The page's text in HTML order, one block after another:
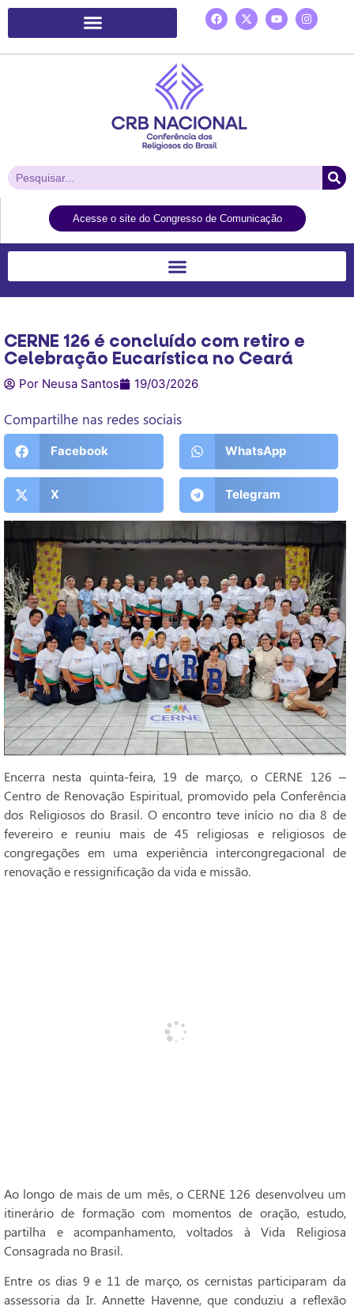
Acesse o site do Congresso de Comunicação
CERNE 126 é concluído com retiro e
Celebração Eucarística no Ceará
Por Neusa Santos 19/03/2026
Compartilhe nas redes sociais
Facebook WhatsApp
X Telegram
Encerra nesta quinta-feira, 19 de março, o CERNE 126 –
Centro de Renovação Espiritual, promovido pela Conferência
dos Religiosos do Brasil. O encontro teve início no dia 8 de
fevereiro e reuniu mais de 45 religiosas e religiosos de
congregações em uma experiência intercongregacional de
renovação e ressignificação da vida e missão.
Ao longo de mais de um mês, o CERNE 126 desenvolveu um
itinerário de formação com momentos de oração, estudo,
partilha e acompanhamento, voltados à Vida Religiosa
Consagrada no Brasil.
Entre os dias 9 e 11 de março, os cernistas participaram da
assessoria da Ir. Annette Havenne, que conduziu a reflexão